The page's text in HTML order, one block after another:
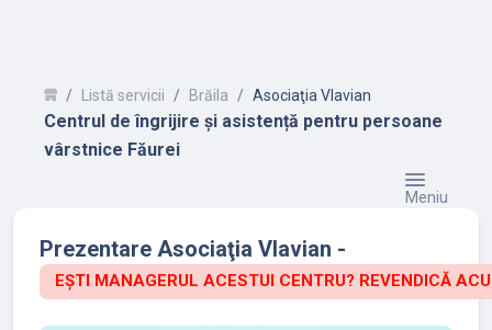
Listă servicii Brăila Asociaţia Vlavian
Centrul de îngrijire și asistență pentru persoane
vârstnice Făurei
Meniu
Prezentare Asociaţia Vlavian -
EȘTI MANAGERUL ACESTUI CENTRU? REVENDICĂ